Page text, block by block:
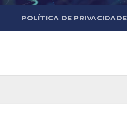
POLÍTICA DE PRIVACIDADE